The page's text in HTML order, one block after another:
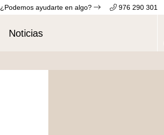
¿Podemos ayudarte en algo? 976 290 301
Noticias